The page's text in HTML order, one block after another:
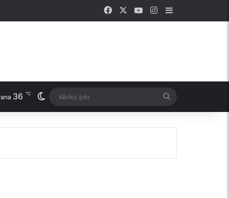
Facebook YouTubeInstagram
36 ℃ Switch skin
për